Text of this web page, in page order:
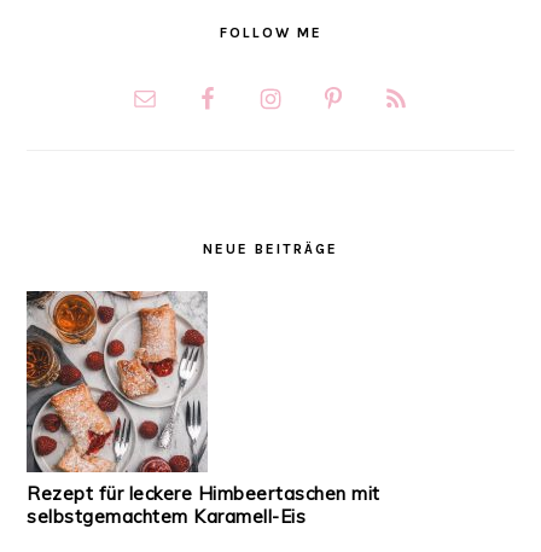
FOLLOW ME
NEUE BEITRÄGE
Rezept für leckere Himbeertaschen mit
selbstgemachtem Karamell-Eis